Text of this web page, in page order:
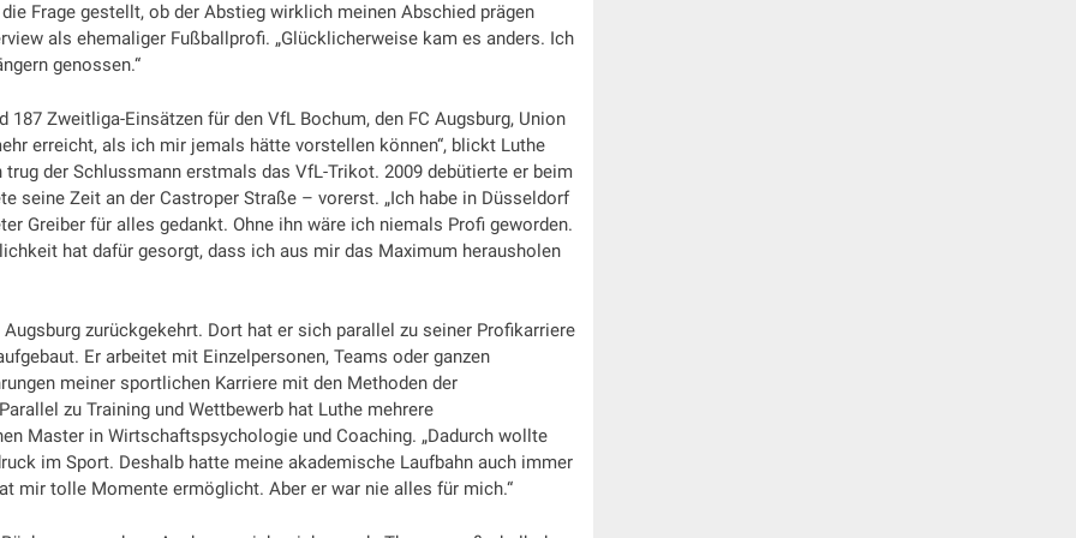
Frage gestellt, ob der Abstieg wirklich meinen Abschied prägen
als ehemaliger Fußballprofi. „Glücklicherweise kam es anders. Ich
genossen.“
Zweitliga-Einsätzen für den VfL Bochum, den FC Augsburg, Union
erreicht, als ich mir jemals hätte vorstellen können“, blickt Luthe
der Schlussmann erstmals das VfL-Trikot. 2009 debütierte er beim
seine Zeit an der Castroper Straße – vorerst. „Ich habe in Düsseldorf
Greiber für alles gedankt. Ohne ihn wäre ich niemals Profi geworden.
hat dafür gesorgt, dass ich aus mir das Maximum herausholen
zurückgekehrt. Dort hat er sich parallel zu seiner Profikarriere
Er arbeitet mit Einzelpersonen, Teams oder ganzen
meiner sportlichen Karriere mit den Methoden der
zu Training und Wettbewerb hat Luthe mehrere
Master in Wirtschaftspsychologie und Coaching. „Dadurch wollte
im Sport. Deshalb hatte meine akademische Laufbahn auch immer
mir tolle Momente ermöglicht. Aber er war nie alles für mich.“